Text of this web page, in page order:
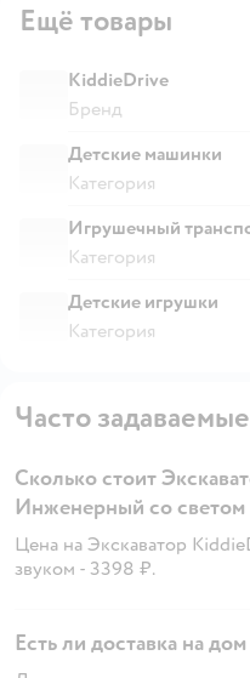
Ещё товары
KiddieDrive
Бренд
Детские машинки
Категория
Игрушечный
Категория
Детские игрушки
Категория
Часто
Сколько стоит
Инженерный со светом
Цена на Экскаватор
звуком - 3398 ₽.
Есть ли доставка на